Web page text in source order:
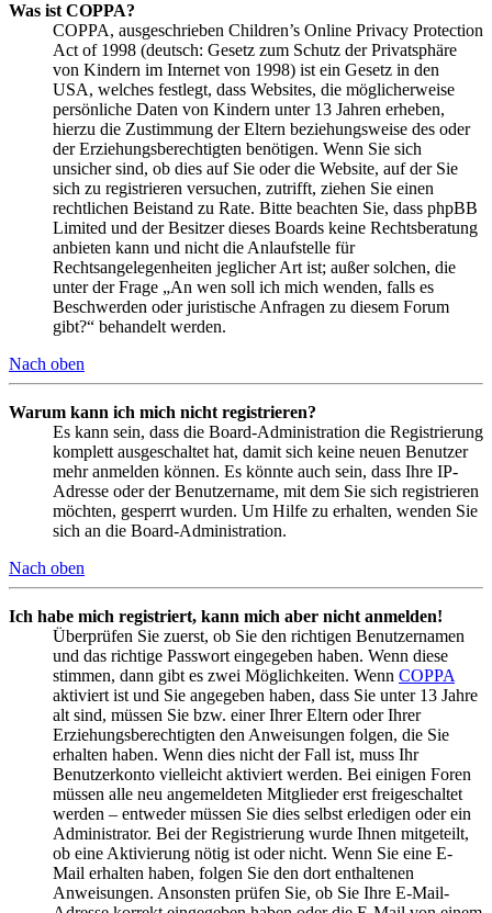
Was ist COPPA?
COPPA, ausgeschrieben Children’s Online Privacy Protection
Act of 1998 (deutsch: Gesetz zum Schutz der Privatsphäre
von Kindern im Internet von 1998) ist ein Gesetz in den
USA, welches festlegt, dass Websites, die möglicherweise
persönliche Daten von Kindern unter 13 Jahren erheben,
hierzu die Zustimmung der Eltern beziehungsweise des oder
der Erziehungsberechtigten benötigen. Wenn Sie sich
unsicher sind, ob dies auf Sie oder die Website, auf der Sie
sich zu registrieren versuchen, zutrifft, ziehen Sie einen
rechtlichen Beistand zu Rate. Bitte beachten Sie, dass phpBB
Limited und der Besitzer dieses Boards keine Rechtsberatung
anbieten kann und nicht die Anlaufstelle für
Rechtsangelegenheiten jeglicher Art ist; außer solchen, die
unter der Frage „An wen soll ich mich wenden, falls es
Beschwerden oder juristische Anfragen zu diesem Forum
gibt?“ behandelt werden.
Nach oben
Warum kann ich mich nicht registrieren?
Es kann sein, dass die Board-Administration die Registrierung
komplett ausgeschaltet hat, damit sich keine neuen Benutzer
mehr anmelden können. Es könnte auch sein, dass Ihre IP-
Adresse oder der Benutzername, mit dem Sie sich registrieren
möchten, gesperrt wurden. Um Hilfe zu erhalten, wenden Sie
sich an die Board-Administration.
Nach oben
Ich habe mich registriert, kann mich aber nicht anmelden!
Überprüfen Sie zuerst, ob Sie den richtigen Benutzernamen
und das richtige Passwort eingegeben haben. Wenn diese
stimmen, dann gibt es zwei Möglichkeiten. Wenn COPPA
aktiviert ist und Sie angegeben haben, dass Sie unter 13 Jahre
alt sind, müssen Sie bzw. einer Ihrer Eltern oder Ihrer
Erziehungsberechtigten den Anweisungen folgen, die Sie
erhalten haben. Wenn dies nicht der Fall ist, muss Ihr
Benutzerkonto vielleicht aktiviert werden. Bei einigen Foren
müssen alle neu angemeldeten Mitglieder erst freigeschaltet
werden – entweder müssen Sie dies selbst erledigen oder ein
Administrator. Bei der Registrierung wurde Ihnen mitgeteilt,
ob eine Aktivierung nötig ist oder nicht. Wenn Sie eine E-
Mail erhalten haben, folgen Sie den dort enthaltenen
Anweisungen. Ansonsten prüfen Sie, ob Sie Ihre E-Mail-